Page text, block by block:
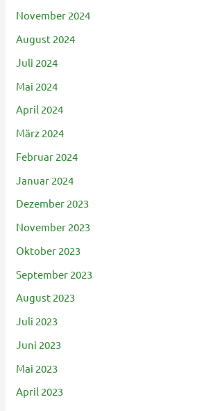
November 2024
August 2024
Juli 2024
Mai 2024
April 2024
März 2024
Februar 2024
Januar 2024
Dezember 2023
November 2023
Oktober 2023
September 2023
August 2023
Juli 2023
Juni 2023
Mai 2023
April 2023